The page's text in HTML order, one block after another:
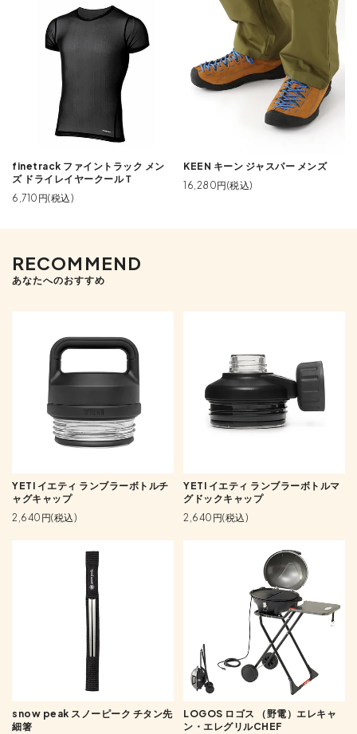
finetrack ファイントラック メン
ズ ドライレイヤークールＴ
6,710円(税込)
KEEN キーン ジャスパー メンズ
16,280円(税込)
RECOMMEND
あなたへのおすすめ
YETI イエティ ランブラーボトルチ
ャグキャップ
2,640円(税込)
YETI イエティ ランブラーボトルマ
グドックキャップ
2,640円(税込)
snow peak スノーピーク チタン先
細箸
LOGOS ロゴス （野電）エレキャ
ン・エレグリルCHEF